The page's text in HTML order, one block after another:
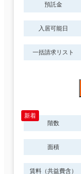
預託金
入居可能日
一括請求リスト
階数
面積
賃料（共益費含）